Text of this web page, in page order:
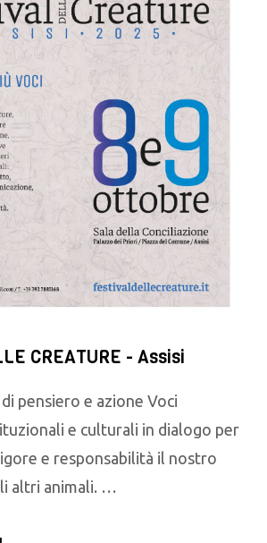
CREATURE - Assisi
pensiero e azione Voci
e culturali in dialogo per
e responsabilità il nostro
altri animali. …